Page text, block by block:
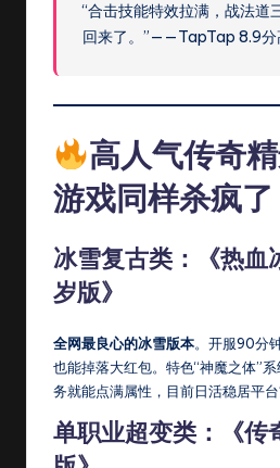
“合击技能特效拉满，战法道
回来了。”——TapTap 8.9分
高人气传奇
游戏同样杀疯了
冰雪复古类：《热
岁版》
全网最良心的冰雪版本。开服90分
也能掉落大红包。特色“神魔之体”
务就能点满属性，目前日活稳居平台
单职业超变类：《传